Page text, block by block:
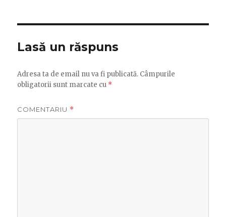
Lasă un răspuns
Adresa ta de email nu va fi publicată. Câmpurile
obligatorii sunt marcate cu *
COMENTARIU *